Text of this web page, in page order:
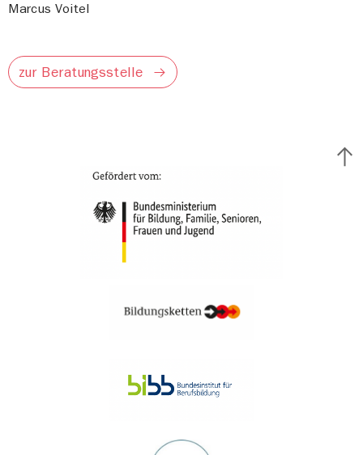
Marcus Voitel
zur Beratungsstelle